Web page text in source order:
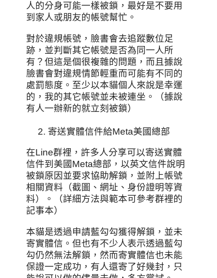
人的分身可能一樣被鎖，最好是不要用
到家人或朋友的帳號幫忙。
對於違規帳號，臉書會去追蹤數位足
跡，並判斷其它帳號是否為同一人所
有？但這是個很複雜的問題，而且據說
臉書會對違規情節輕重而可能有不同的
處罰態度。至少以本貓個人來說是幸運
的，我的其它帳號並未被連坐。（據說
有人一辦新的就立刻被鎖）
寄送實體信件給Meta美國總部
在Line群裡，許多人分享可以寄送實體
信件到美國Meta總部，以英文信件說明
被鎖原因並要求協助解鎖，並附上帳號
相關資料（截圖、網址、身份證明等資
料）。（詳細方法與範本可參考群裡的
記事本）
本貓是透過申請藍勾勾獲得解鎖，並未
寄實體信。但也有不少人表示透過藍勾
勾仍然無法解鎖，然而寄實體信也未能
保證一定成功，有人還寄了好幾封，只